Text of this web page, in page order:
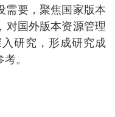
需要，聚焦国家版本
对国外版本资源管理
研究，形成研究成
。